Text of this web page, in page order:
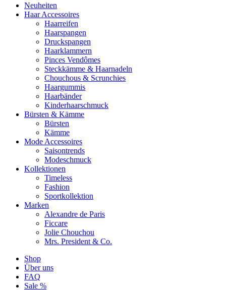
Neuheiten
Haar Accessoires
Haarreifen
Haarspangen
Druckspangen
Haarklammern
Pinces Vendômes
Steckkämme & Haarnadeln
Chouchous & Scrunchies
Haargummis
Haarbänder
Kinderhaarschmuck
Bürsten & Kämme
Bürsten
Kämme
Mode Accessoires
Saisontrends
Modeschmuck
Kollektionen
Timeless
Fashion
Sportkollektion
Marken
Alexandre de Paris
Ficcare
Jolie Chouchou
Mrs. President & Co.
Shop
Über uns
FAQ
Sale %